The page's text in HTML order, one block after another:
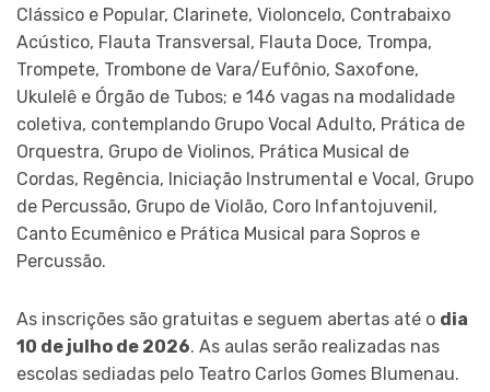
Clássico e Popular, Clarinete, Violoncelo, Contrabaixo
Acústico, Flauta Transversal, Flauta Doce, Trompa,
Trompete, Trombone de Vara/Eufônio, Saxofone,
Ukulelê e Órgão de Tubos; e 146 vagas na modalidade
coletiva, contemplando Grupo Vocal Adulto, Prática de
Orquestra, Grupo de Violinos, Prática Musical de
Cordas, Regência, Iniciação Instrumental e Vocal, Grupo
de Percussão, Grupo de Violão, Coro Infantojuvenil,
Canto Ecumênico e Prática Musical para Sopros e
Percussão.
As inscrições são gratuitas e seguem abertas até o dia
10 de julho de 2026. As aulas serão realizadas nas
escolas sediadas pelo Teatro Carlos Gomes Blumenau.